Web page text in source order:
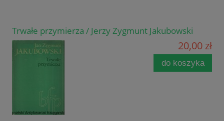
Trwałe przymierza / Jerzy Zygmunt Jakubowski
20,00 zł
do koszyka